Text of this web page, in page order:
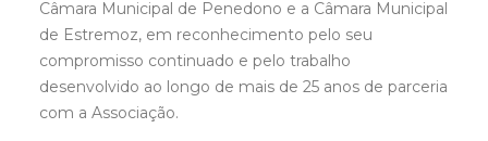
Câmara Municipal de Penedono e a Câmara Municipal
de Estremoz, em reconhecimento pelo seu
compromisso continuado e pelo trabalho
desenvolvido ao longo de mais de 25 anos de parceria
com a Associação.